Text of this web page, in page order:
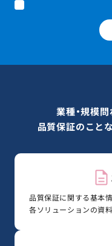
業種・規模
品質保証のこと
品質保証に関する基本
各ソリューションの資